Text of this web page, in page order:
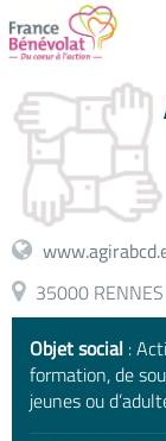
35000
Objet social :
formation, de
jeunes ou